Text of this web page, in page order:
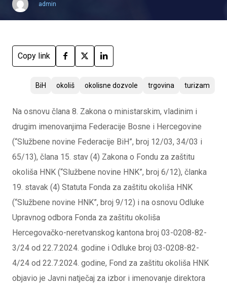
admin
Copy link
BiH okoliš okolisne dozvole trgovina turizam
Na osnovu člana 8. Zakona o ministarskim, vladinim i
drugim imenovanjima Federacije Bosne i Hercegovine
(“Službene novine Federacije BiH”, broj 12/03, 34/03 i
65/13), člana 15. stav (4) Zakona o Fondu za zaštitu
okoliša HNK (“Službene novine HNK”, broj 6/12), članka
19. stavak (4) Statuta Fonda za zaštitu okoliša HNK
(“Službene novine HNK”, broj 9/12) i na osnovu Odluke
Upravnog odbora Fonda za zaštitu okoliša
Hercegovačko-neretvanskog kantona broj 03-0208-82-
3/24 od 22.7.2024. godine i Odluke broj 03-0208-82-
4/24 od 22.7.2024. godine, Fond za zaštitu okoliša HNK
objavio je Javni natječaj za izbor i imenovanje direktora